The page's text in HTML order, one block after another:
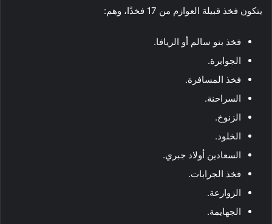
يتكون فخذ قبيلة العوازم من 17 فخذًا، وهم:
فخذ بنو سالم أو الريافا.
الجوابرة.
فخذ المسافرة.
السراحنة.
الزنوخ.
الخلود.
السعادين أولاد جبري.
فخذ الجرابات.
الزوارعة.
الجهايمة.